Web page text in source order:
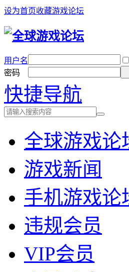
设为首页收藏游戏论坛
用户名
密码
快捷导航
全球游戏论
游戏新闻
手机游戏论
违规会员
VIP会员